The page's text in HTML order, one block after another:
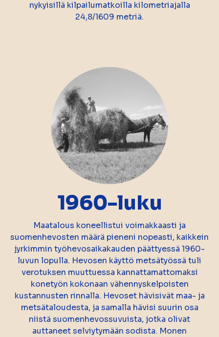
nykyisillä kilpailumatkoilla kilometriajalla
24,8/1609 metriä.
1960-luku
Maatalous koneellistui voimakkaasti ja
suomenhevosten määrä pieneni nopeasti, kaikkein
jyrkimmin työhevosaikakauden päättyessä 1960-
luvun lopulla. Hevosen käyttö metsätyössä tuli
verotuksen muuttuessa kannattamattomaksi
konetyön kokonaan vähennyskelpoisten
kustannusten rinnalla. Hevoset hävisivät maa- ja
metsätaloudesta, ja samalla hävisi suurin osa
niistä suomenhevossuvuista, jotka olivat
auttaneet selviytymään sodista. Monen